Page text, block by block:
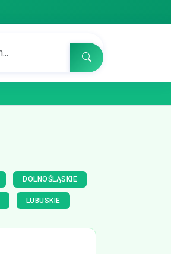
DOLNOŚLĄSKIE
LUBUSKIE